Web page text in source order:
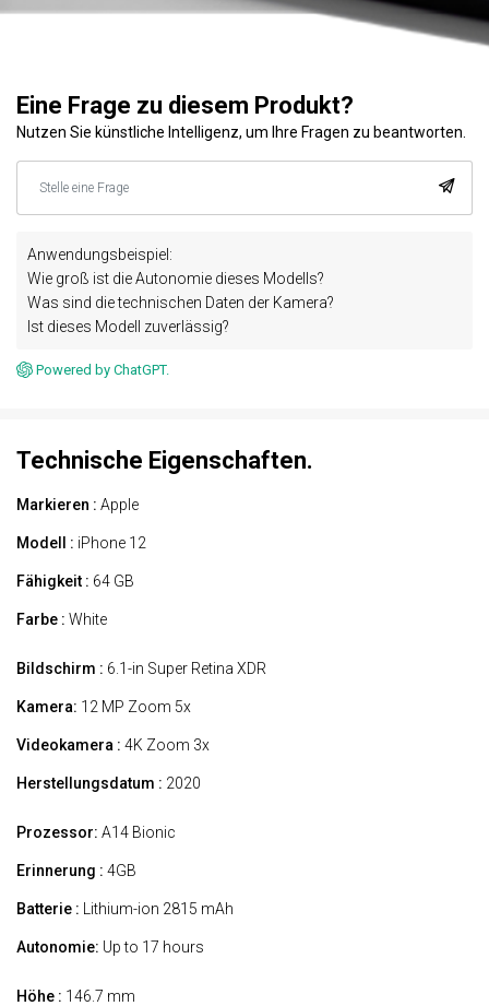
Eine Frage zu diesem Produkt?
Nutzen Sie künstliche Intelligenz, um Ihre Fragen zu beantworten.
Anwendungsbeispiel:
Wie groß ist die Autonomie dieses Modells?
Was sind die technischen Daten der Kamera?
Ist dieses Modell zuverlässig?
Powered by ChatGPT.
Technische Eigenschaften.
Markieren : Apple
Modell : iPhone 12
Fähigkeit : 64 GB
Farbe : White
Bildschirm : 6.1-in Super Retina XDR
Kamera: 12 MP Zoom 5x
Videokamera : 4K Zoom 3x
Herstellungsdatum : 2020
Prozessor: A14 Bionic
Erinnerung : 4GB
Batterie : Lithium-ion 2815 mAh
Autonomie: Up to 17 hours
Höhe : 146.7 mm